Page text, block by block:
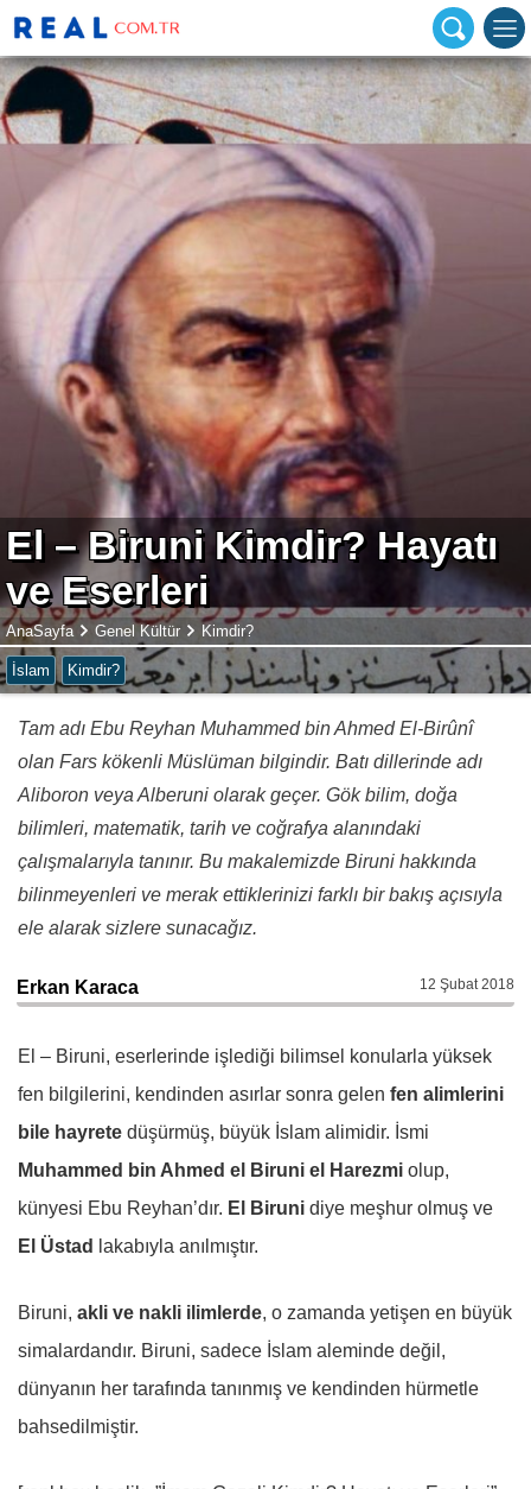
El – Biruni Kimdir? Hayatı
ve Eserleri
AnaSayfa Genel Kültür Kimdir?
İslam Kimdir?
Tam adı Ebu Reyhan Muhammed bin Ahmed El-Birûnî
olan Fars kökenli Müslüman bilgindir. Batı dillerinde adı
Aliboron veya Alberuni olarak geçer. Gök bilim, doğa
bilimleri, matematik, tarih ve coğrafya alanındaki
çalışmalarıyla tanınır. Bu makalemizde Biruni hakkında
bilinmeyenleri ve merak ettiklerinizi farklı bir bakış açısıyla
ele alarak sizlere sunacağız.
Erkan Karaca 12 Şubat 2018
El – Biruni, eserlerinde işlediği bilimsel konularla yüksek
fen bilgilerini, kendinden asırlar sonra gelen fen alimlerini
bile hayrete düşürmüş, büyük İslam alimidir. İsmi
Muhammed bin Ahmed el Biruni el Harezmi olup,
künyesi Ebu Reyhan’dır. El Biruni diye meşhur olmuş ve
El Üstad
lakabıyla anılmıştır.
Biruni, akli ve nakli ilimlerde, o zamanda yetişen en büyük
simalardandır. Biruni, sadece İslam aleminde değil,
dünyanın her tarafında tanınmış ve kendinden hürmetle
bahsedilmiştir.